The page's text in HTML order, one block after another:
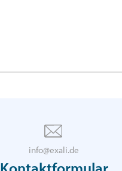
info@exali.de